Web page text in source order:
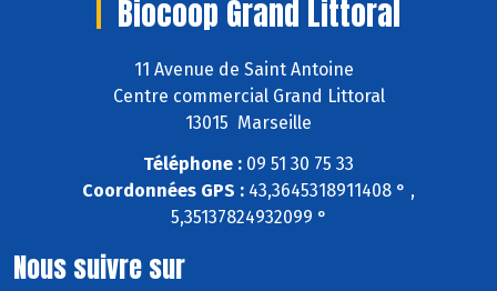
Biocoop Grand Littoral
11 Avenue de Saint Antoine
Centre commercial Grand Littoral
13015 Marseille
Téléphone : 09 51 30 75 33
Coordonnées GPS : 43,3645318911408 ° ,
5,35137824932099 °
Nous suivre sur